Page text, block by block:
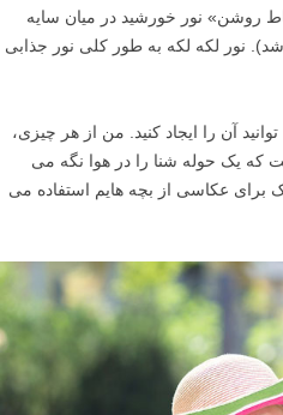
روشن» نور خورشید در میان سایه
نور لکه لکه به طور کلی نور جذابی
توانید آن را ایجاد کنید. من از هر چیزی،
که یک حوله شنا را در هوا نگه می
برای عکاسی از بچه هایم استفاده می